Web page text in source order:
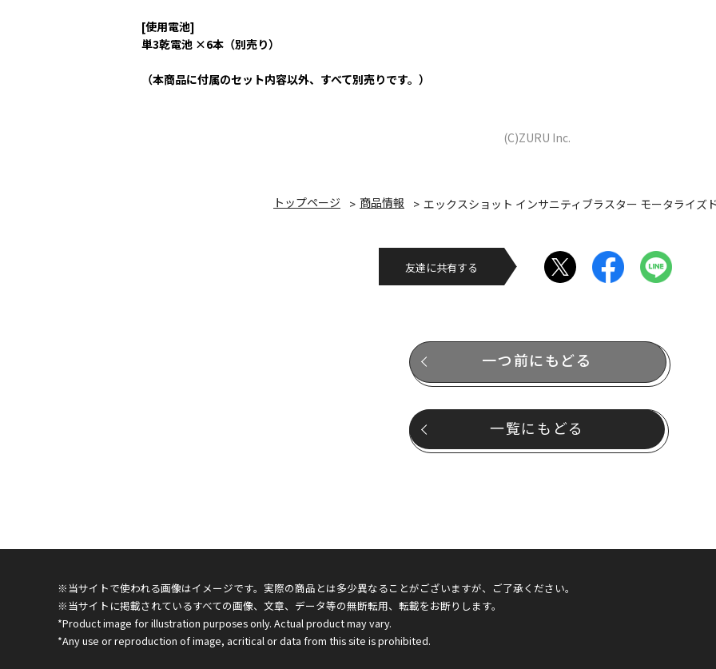
[使用電池]
単3乾電池 ×6本（別売り）
（本商品に付属のセット内容以外、すべて別売りです。）
(C)ZURU Inc.
トップページ 商品情報 エックスショット インサニティブラスター モータライズ
友達に共有する
一つ前にもどる
一覧にもどる
※当サイトで使われる画像はイメージです。実際の商品とは多少異なることがございますが、ご了承ください。
※当サイトに掲載されているすべての画像、文章、データ等の無断転用、転載をお断りします。
*Product image for illustration purposes only. Actual product may vary.
*Any use or reproduction of image, acritical or data from this site is prohibited.